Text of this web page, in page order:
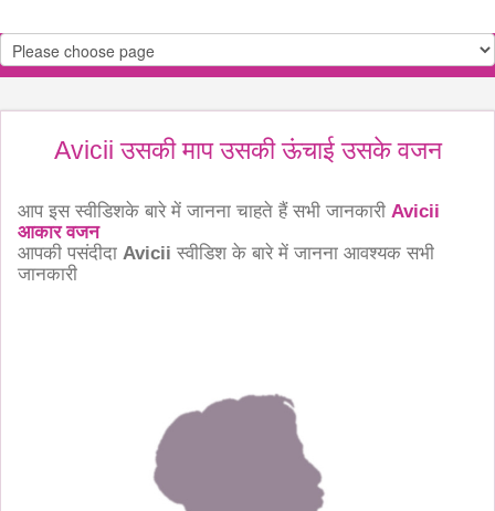
Avicii उसकी माप उसकी ऊंचाई उसके वजन
आप इस स्वीडिशके बारे में जानना चाहते हैं सभी जानकारी Avicii
आकार वजन
आपकी पसंदीदा Avicii स्वीडिश के बारे में जानना आवश्यक सभी
जानकारी